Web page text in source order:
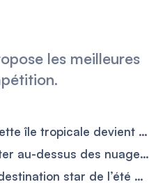
les meilleures
Ils ont troqué l’Espagne et le Portugal, cette île tropicale devient la destination la moins chère pour prendre sa retraite avec 2 000 € par mois
Ce village médiéval français semble flotter au-dessus des nuages et attire 600 000 visiteurs par an
On la disait dangereuse, elle devient la destination star de l’été avec 95 % d’hôtels occupés et des nuits plus chères qu’à Paris